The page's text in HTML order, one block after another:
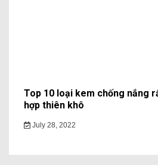
Top 10 loại kem chống nắng
hợp thiên khô
July 28, 2022